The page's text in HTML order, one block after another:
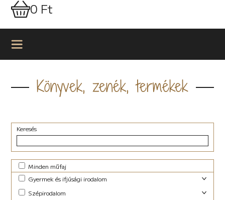
0 Ft
Könyvek, zenék, termékek
Keresés
Minden műfaj
Gyermek és ifjúsági irodalom
Foglalkoztató (29)
Szépirodalom